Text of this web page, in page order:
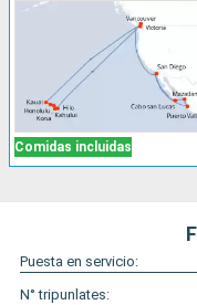
Comidas incluidas
Puesta en servicio:
N° tripunlates: